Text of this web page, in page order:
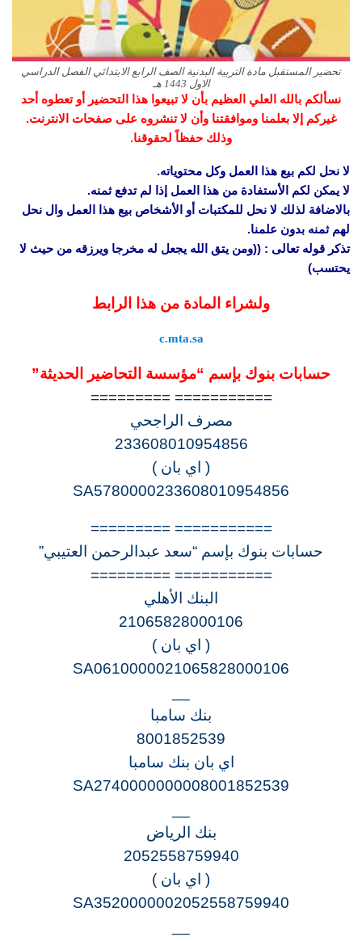
تحضير المستقبل مادة التربية البدنية الصف الرابع الابتدائي الفصل الدراسي
الاول 1443 هـ
نسألكم بالله العلي العظيم بأن لا تبيعوا هذا التحضير أو تعطوه أحد
غيركم إلا بعلمنا وموافقتنا وأن لا تنشروه على صفحات الانترنت.
وذلك حفظاً لحقوقنا.
لا نحل لكم بيع هذا العمل وكل محتوياته.
لا يمكن لكم الأستفادة من هذا العمل إذا لم تدفع ثمنه.
بالاضافة لذلك لا نحل للمكتبات أو الأشخاص بيع هذا العمل وال نحل
لهم ثمنه بدون علمنا.
تذكر قوله تعالى : ((ومن يتق الله يجعل له مخرجا ويرزقه من حيث لا
يحتسب)
ولشراء المادة من هذا الرابط
c.mta.sa
حسابات بنوك بإسم “مؤسسة التحاضير الحديثة”
=========== =========
مصرف الراجحي
233608010954856
( اي بان )
SA5780000233608010954856
=========== =========
حسابات بنوك بإسم “سعد عبدالرحمن العتيبي”
=========== =========
البنك الأهلي
21065828000106
( اي بان )
SA0610000021065828000106
بنك سامبا
8001852539
اي بان بنك سامبا
SA2740000000008001852539
بنك الرياض
2052558759940
( اي بان )
SA3520000002052558759940